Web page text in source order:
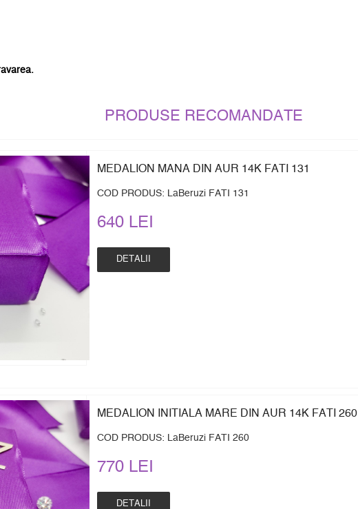
PRODUSE RECOMANDATE
MEDALION MANA DIN AUR 14K FATI 131
COD PRODUS: LaBeruzi FATI 131
640 LEI
DETALII
MEDALION INITIALA MARE DIN AUR 14K FATI 260
COD PRODUS: LaBeruzi FATI 260
770 LEI
DETALII